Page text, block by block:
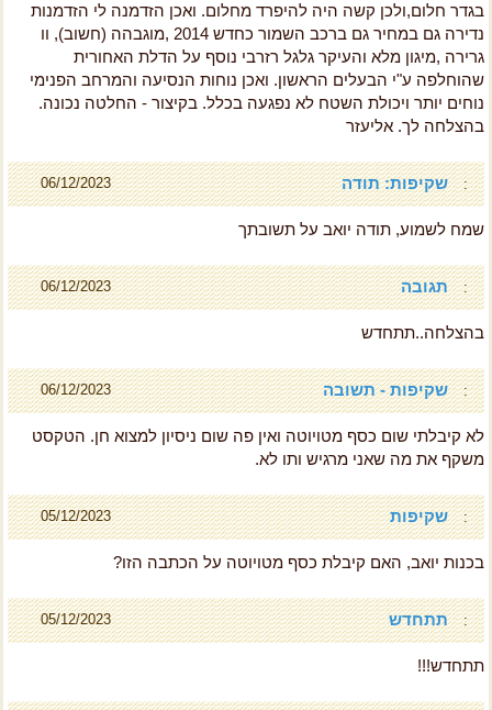
בגדר חלום,ולכן קשה היה להיפרד מחלום. ואכן הזדמנה לי הזדמנות
נדירה גם במחיר גם ברכב השמור כחדש 2014 ,מוגבהה (חשוב), וו
גרירה ,מיגון מלא והעיקר גלגל רזרבי נוסף על הדלת האחורית
שהוחלפה ע"י הבעלים הראשון. ואכן נוחות הנסיעה והמרחב הפנימי
נוחים יותר ויכולת השטח לא נפגעה בכלל. בקיצור - החלטה נכונה.
בהצלחה לך. אליעזר
06/12/2023 : שקיפות: תודה
שמח לשמוע, תודה יואב על תשובתך
06/12/2023 : תגובה
בהצלחה..תתחדש
06/12/2023 : שקיפות - תשובה
לא קיבלתי שום כסף מטויוטה ואין פה שום ניסיון למצוא חן. הטקסט
משקף את מה שאני מרגיש ותו לא.
05/12/2023 : שקיפות
בכנות יואב, האם קיבלת כסף מטויוטה על הכתבה הזו?
05/12/2023 : תתחדש
תתחדש!!!